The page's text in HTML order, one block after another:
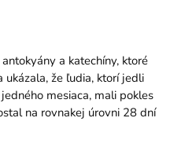
a katechíny, ktoré
že ľudia, ktorí jedli
mesiaca, mali pokles
na rovnakej úrovni 28 dní